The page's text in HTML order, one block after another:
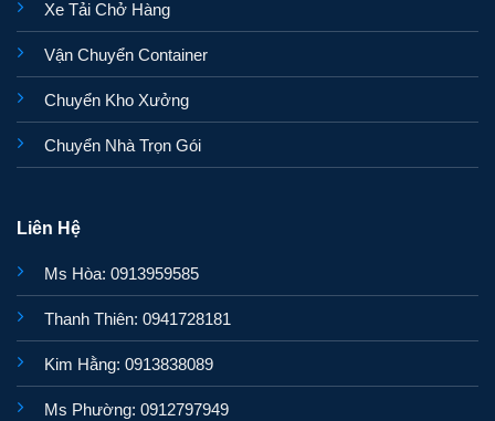
Xe Tải Chở Hàng
Vận Chuyển Container
Chuyển Kho Xưởng
Chuyển Nhà Trọn Gói
Liên Hệ
Ms Hòa: 0913959585
Thanh Thiên: 0941728181
Kim Hằng: 0913838089
Ms Phường: 0912797949